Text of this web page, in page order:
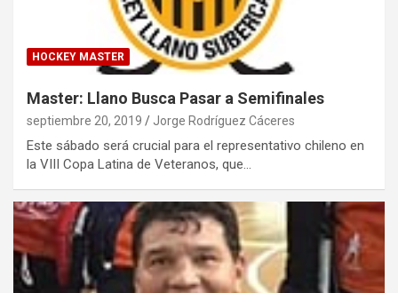
HOCKEY MASTER
Master: Llano Busca Pasar a Semifinales
septiembre 20, 2019 Jorge Rodríguez Cáceres
Este sábado será crucial para el representativo chileno en
la VIII Copa Latina de Veteranos, que…